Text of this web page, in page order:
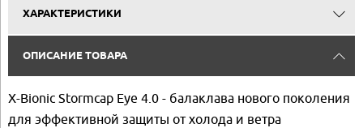
ХАРАКТЕРИСТИКИ
ОПИСАНИЕ ТОВАРА
X-Bionic Stormcap Eye 4.0 - балаклава нового поколения
для эффективной защиты от холода и ветра